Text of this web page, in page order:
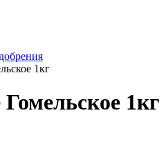
1кг
1кг